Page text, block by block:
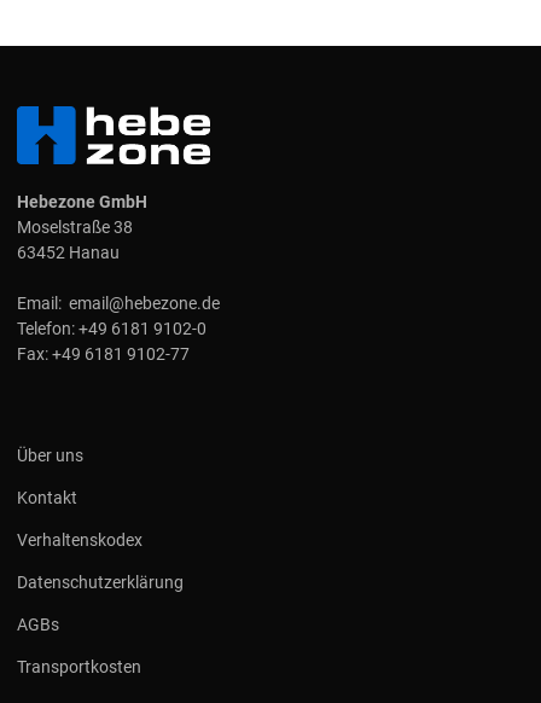
Hebezone GmbH
Moselstraße 38
63452 Hanau
Email: email@hebezone.de
Telefon:+49 6181 9102-0
Fax:+49 6181 9102-77
Über uns
Kontakt
Verhaltenskodex
Datenschutzerklärung
AGBs
Transportkosten